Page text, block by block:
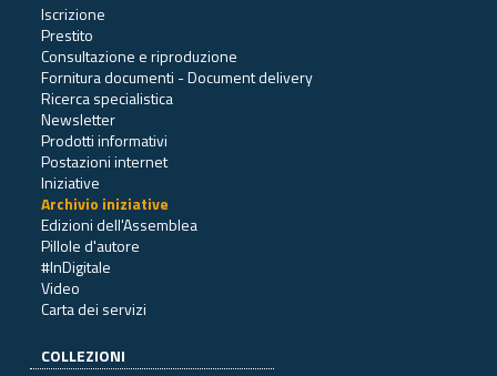
Iscrizione
Prestito
Consultazione e riproduzione
Fornitura documenti - Document delivery
Ricerca specialistica
Newsletter
Prodotti informativi
Postazioni internet
Iniziative
Archivio iniziative
Edizioni dell'Assemblea
Pillole d'autore
#InDigitale
Video
Carta dei servizi
COLLEZIONI